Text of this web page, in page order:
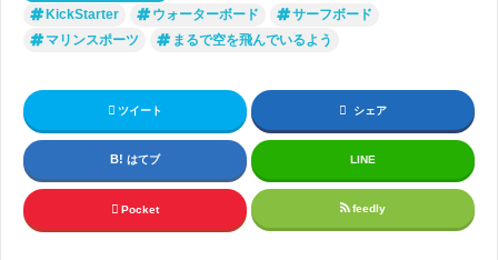
KickStarter ウォーターボード
サーフボード
マリンスポーツ
まるで空を飛んでいるよう
ツイート シェア
はてブ LINE
Pocket feedly